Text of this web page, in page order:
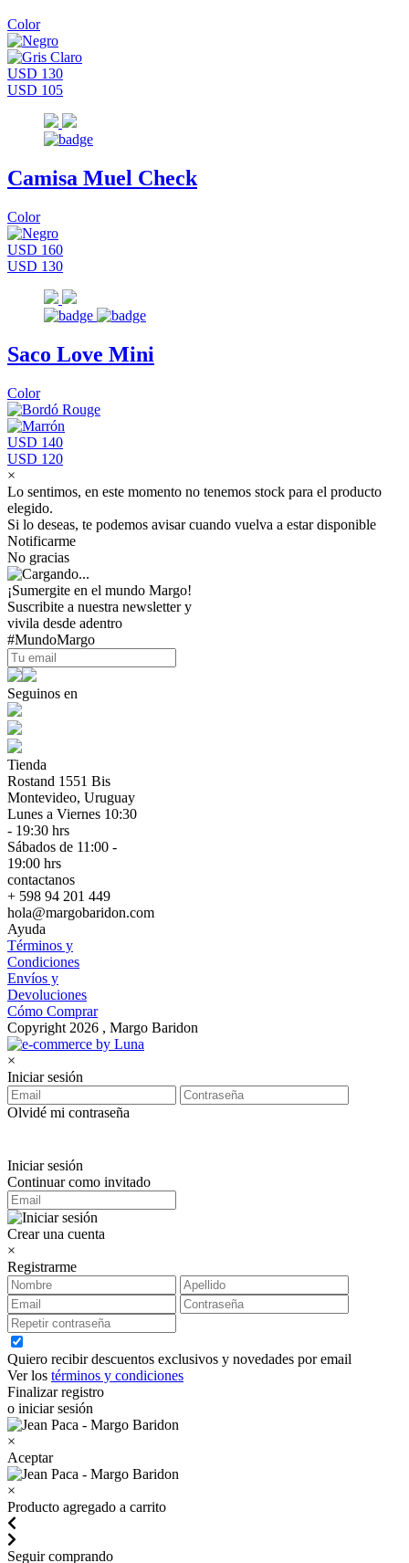
Color
USD 130
USD 105
Camisa Muel Check
Color
USD 160
USD 130
Saco Love Mini
Color
USD 140
USD 120
×
Lo sentimos, en este momento no tenemos stock para el producto
elegido.
Si lo deseas, te podemos avisar cuando vuelva a estar disponible
Notificarme
No gracias
¡Sumergite en el mundo Margo!
Suscribite a nuestra newsletter y
vivila desde adentro
#MundoMargo
Seguinos en
Tienda
Rostand 1551 Bis
Montevideo, Uruguay
Lunes a Viernes 10:30
- 19:30 hrs
Sábados de 11:00 -
19:00 hrs
contactanos
+ 598 94 201 449
hola@margobaridon.com
Ayuda
Términos y
Condiciones
Envíos y
Devoluciones
Cómo Comprar
Copyright 2026 , Margo Baridon
×
Iniciar sesión
Olvidé mi contraseña
Iniciar sesión
Continuar como invitado
Crear una cuenta
×
Registrarme
Quiero recibir descuentos exclusivos y novedades por email
Ver los términos y condiciones
Finalizar registro
o iniciar sesión
×
Aceptar
×
Producto agregado a carrito
Seguir comprando